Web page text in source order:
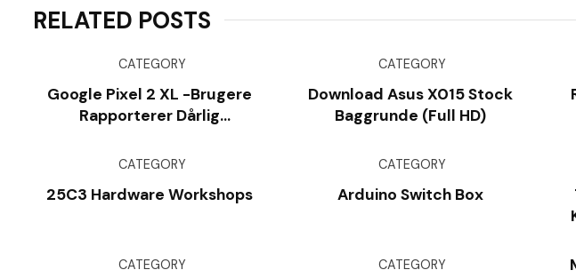
RELATED POSTS
CATEGORY
Google Pixel 2 XL -brugere
Rapporterer Dårlig
Portrættilstand Bug
CATEGORY
Download Asus X015 Stock
Baggrunde (Full HD)
CATEGORY
25C3 Hardware Workshops
CATEGORY
Arduino Switch Box
CATEGORY CATEGORY